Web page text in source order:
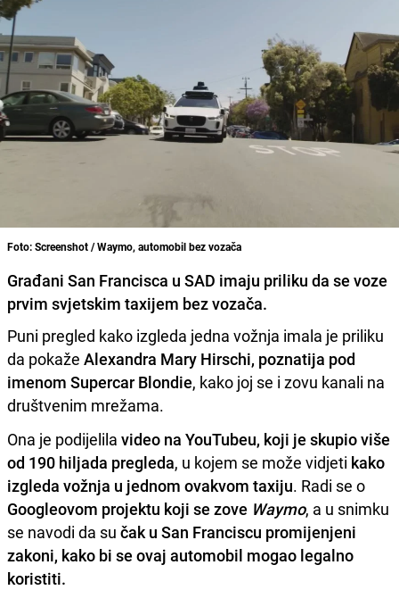
Foto: Screenshot / Waymo, automobil bez vozača
Građani San Francisca u SAD imaju priliku da se voze
prvim svjetskim taxijem bez vozača.
Puni pregled kako izgleda jedna vožnja imala je priliku
da pokaže Alexandra Mary Hirschi, poznatija pod
imenom Supercar Blondie, kako joj se i zovu kanali na
društvenim mrežama.
Ona je podijelila video na YouTubeu, koji je skupio više
od 190 hiljada pregleda, u kojem se može vidjeti kako
izgleda vožnja u jednom ovakvom taxiju. Radi se o
Googleovom projektu koji se zove Waymo, a u snimku
se navodi da su čak u San Franciscu promijenjeni
zakoni, kako bi se ovaj automobil mogao legalno
koristiti.